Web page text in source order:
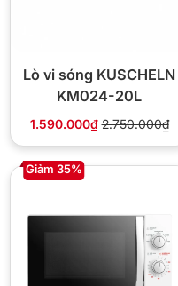
Lò vi sóng KUSCHELN
KM024-20L
1.590.000₫ 2.750.000₫
Giảm 35%